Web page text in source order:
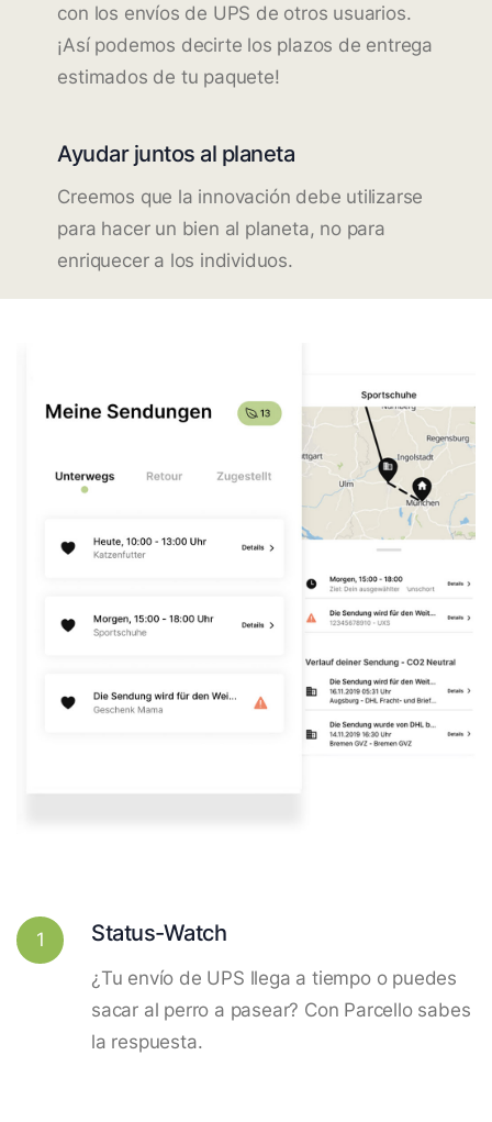
con los envíos de UPS de otros usuarios.
¡Así podemos decirte los plazos de entrega
estimados de tu paquete!
Ayudar juntos al planeta
Creemos que la innovación debe utilizarse
para hacer un bien al planeta, no para
enriquecer a los individuos.
1 Status-Watch
¿Tu envío de UPS llega a tiempo o puedes
sacar al perro a pasear? Con Parcello sabes
la respuesta.